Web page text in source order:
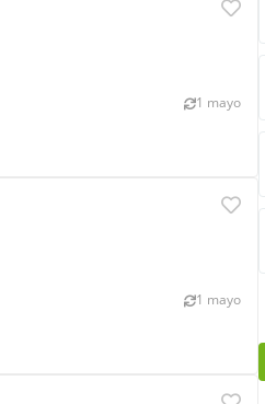
1 mayo
1 mayo